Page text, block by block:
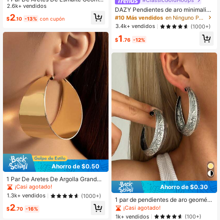
ricos Elegantes Con Tono Blanco
2.6k+ vendidos
$2.10 -13% con cupón
Ahorro de $0.50
1 Par De Aretes De Argolla Grandes
Con Forma C, Brillantes Y Exagerad
os En La Moda
¡Casi agotado!
1.3k+ vendidos
(1000+)
$2.70 -16%
DAZY Pendientes de aro minimalist
a
#10 Más vendidos
en Ninguno Pendientes De Mujer
3.4k+ vendidos
(1000+)
$1 .76 -12%
Ahorro de $0.30
1 par de pendientes de aro geométri
cos con diseño de encanto de varia
s capas, con textura desgastada y t
¡Casi agotado!
1k+ vendidos
(100+)